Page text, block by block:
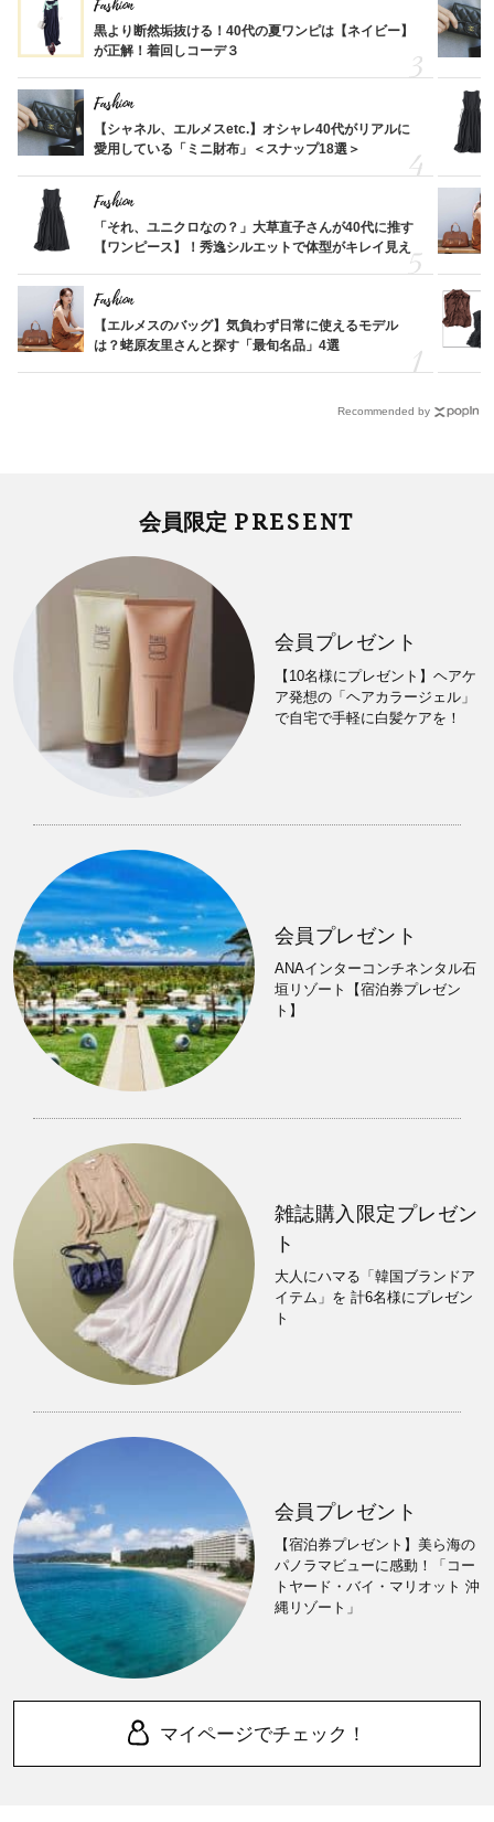
Fashion
黒より断然垢抜ける！40代の夏ワンピは【ネイビー】
が正解！着回しコーデ３
Fashion
【シャネル、エルメスetc.】オシャレ40代がリアルに
愛用している「ミニ財布」＜スナップ18選＞
Fashion
「それ、ユニクロなの？」大草直子さんが40代に推す
【ワンピース】！秀逸シルエットで体型がキレイ見え
Fashion
【エルメスのバッグ】気負わず日常に使えるモデル
は？蛯原友里さんと探す「最旬名品」4選
Recommended by
会員限定 PRESENT
会員プレゼント
【10名様にプレゼント】ヘアケ
ア発想の「ヘアカラージェル」
で自宅で手軽に白髪ケアを！
会員プレゼント
ANAインターコンチネンタル石
垣リゾート【宿泊券プレゼン
ト】
雑誌購入限定プレゼン
ト
大人にハマる「韓国ブランドア
イテム」を 計6名様にプレゼン
ト
会員プレゼント
【宿泊券プレゼント】美ら海の
パノラマビューに感動！「コー
トヤード・バイ・マリオット 沖
縄リゾート」
マイページでチェック！